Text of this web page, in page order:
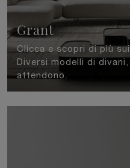
Grant
Clicca e scopri di più
Diversi modelli di
attendono.